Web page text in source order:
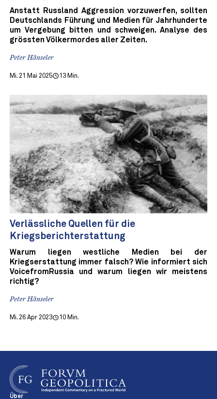
Anstatt Russland Aggression vorzuwerfen, sollten
Deutschlands Führung und Medien für Jahrhunderte
um Vergebung bitten und schweigen. Analyse des
grössten Völkermordes aller Zeiten.
Peter Hänseler
Mi. 21 Mai 2025 13 Min.
Verlässliche Quellen für die
Kriegsberichterstattung
Warum liegen westliche Medien bei der
Kriegserstattung immer falsch? Wie informiert sich
VoicefromRussia und warum liegen wir meistens
richtig?
Peter Hänseler
Mi. 26 Apr 2023 10 Min.
Über